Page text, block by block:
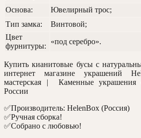
Основа:
Ювелирный трос;
Тип замка:
Винтовой;
Цвет
фурнитуры:
«под серебро».
Купить кианитовые бусы с
интернет магазине украшений
мастерская | Каменные украшения
России
✅Производитель: HelenBox (Россия)
✅Ручная сборка!
✅Собрано с любовью!